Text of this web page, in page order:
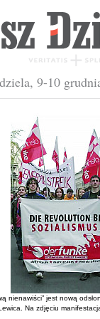
9-10
nienawiści” jest nową
Na zdjęciu